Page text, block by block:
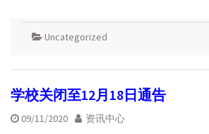
Uncategorized
学校关闭至12月18日通告
09/11/2020 资讯中心